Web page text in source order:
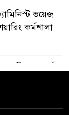
ভয়েজ
কর্মশালা